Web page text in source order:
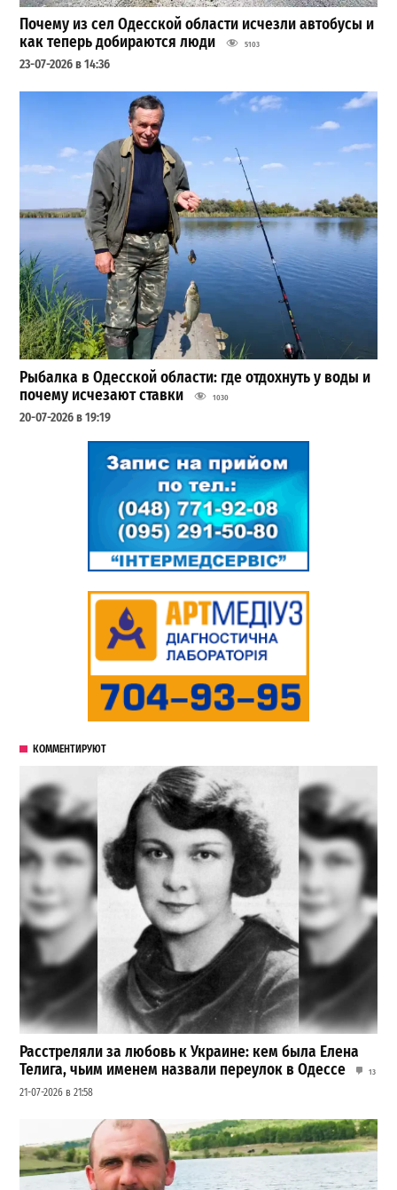
Почему из сел Одесской области исчезли автобусы и
как теперь добираются люди
5103
23-07-2026 в 14:36
Рыбалка в Одесской области: где отдохнуть у воды и
почему исчезают ставки
1030
20-07-2026 в 19:19
КОММЕНТИРУЮТ
Расстреляли за любовь к Украине: кем была Елена
Телига, чьим именем назвали переулок в Одессе
13
21-07-2026 в 21:58